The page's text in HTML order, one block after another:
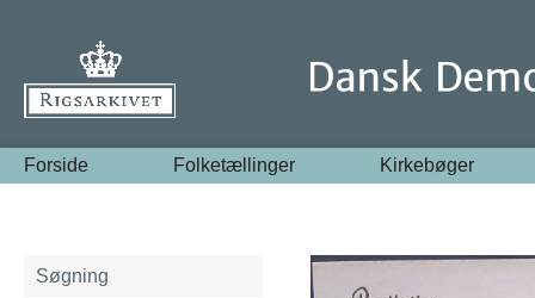
Forside Folketællinger Kirkebøger
Søgning